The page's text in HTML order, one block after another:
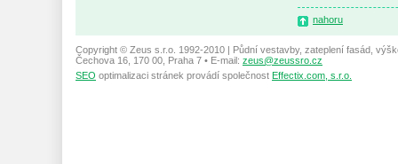
nahoru
Copyright © Zeus s.r.o. 1992-2010 | Půdní vestavby, zateplení fasád,
Čechova 16, 170 00, Praha 7 • E-mail: zeus@zeussro.cz
SEO optimalizaci stránek provádí společnost Effectix.com, s.r.o.